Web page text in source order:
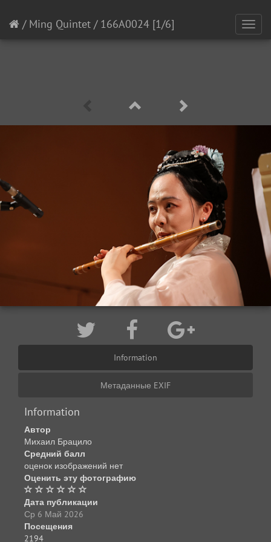
/ Ming Quintet / 166A0024 [1/6]
Information
Метаданные EXIF
Information
Автор
Михаил Брацило
Средний балл
оценок изображений нет
Оценить эту фотографию
Дата публикации
Ср 6 Май 2026
Посещения
2194